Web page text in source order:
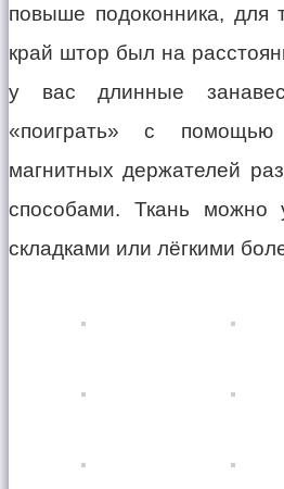
повыше подоконника, для
край штор был на
у вас длинные
«поиграть» с
магнитных держателей
способами. Ткань можно
складками или лёгкими